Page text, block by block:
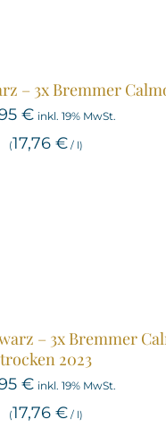
– 3x Bremmer
€ inkl. 19% MwSt.
(17,76 € / l)
– 3x Bremmer
trocken 2023
€ inkl. 19% MwSt.
(17,76 € / l)